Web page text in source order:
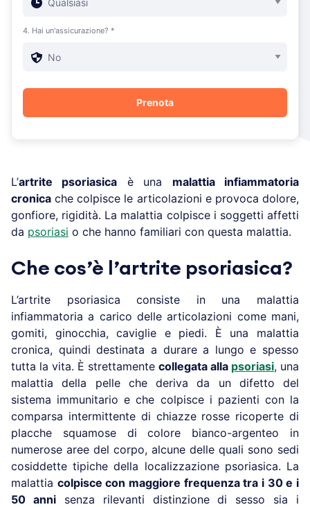
4. Hai un'assicurazione? *
L’artrite psoriasica è una malattia infiammatoria
cronica che colpisce le articolazioni e provoca dolore,
gonfiore, rigidità. La malattia colpisce i soggetti affetti
da psoriasi o che hanno familiari con questa malattia.
Che cos’è l’artrite psoriasica?
L’artrite psoriasica consiste in una malattia
infiammatoria a carico delle articolazioni come mani,
gomiti, ginocchia, caviglie e piedi. È una malattia
cronica, quindi destinata a durare a lungo e spesso
tutta la vita. È strettamente collegata alla psoriasi, una
malattia della pelle che deriva da un difetto del
sistema immunitario e che colpisce i pazienti con la
comparsa intermittente di chiazze rosse ricoperte di
placche squamose di colore bianco-argenteo in
numerose aree del corpo, alcune delle quali sono sedi
cosiddette tipiche della localizzazione psoriasica. La
malattia colpisce con maggiore frequenza tra i 30 e i
50 annisenza rilevanti distinzione di sesso sia i